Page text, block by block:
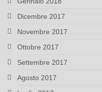
Dicembre 2017
Novembre 2017
Ottobre 2017
Settembre 2017
Agosto 2017